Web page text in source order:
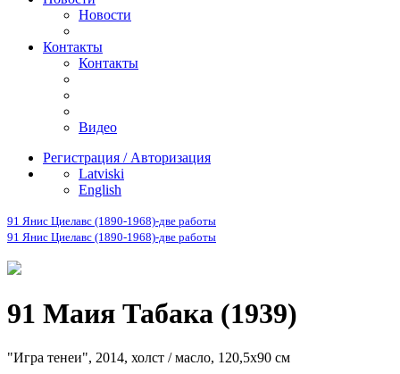
Новости
Контакты
Контакты
Видео
Регистрация / Авторизация
Latviski
English
91 Янис Циелавс (1890-1968)-две работы
91 Янис Циелавс (1890-1968)-две работы
91 Маия Табака (1939)
"Игра тенеи", 2014, холст / масло, 120,5x90 см